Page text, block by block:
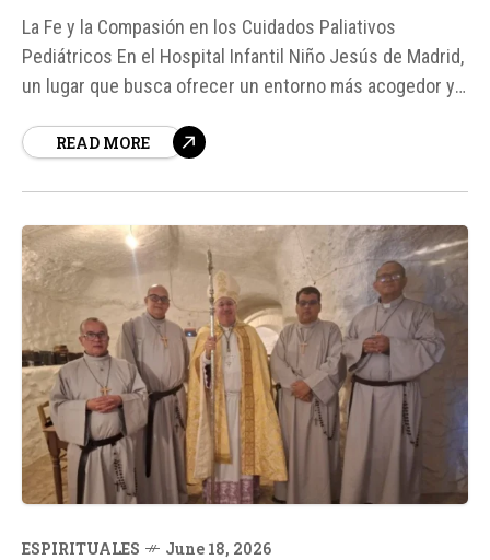
La Fe y la Compasión en los Cuidados Paliativos
Pediátricos En el Hospital Infantil Niño Jesús de Madrid,
un lugar que busca ofrecer un entorno más acogedor y
Carmen Molina comparte su experiencia en la Unidad de
READ MORE
ESPIRITUALES June 18, 2026